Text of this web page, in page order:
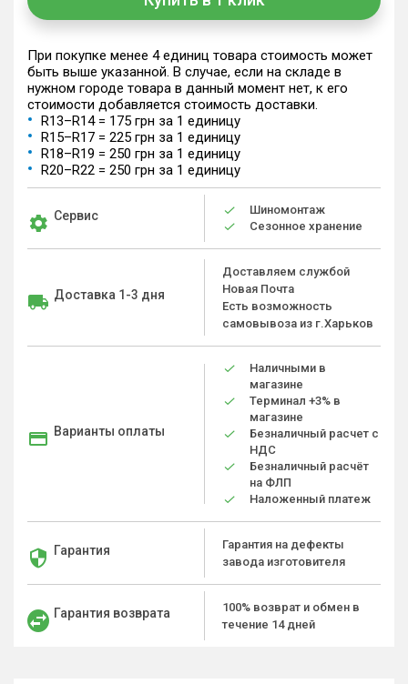
При покупке менее 4 единиц товара стоимость может
быть выше указанной. В случае, если на складе в
нужном городе товара в данный момент нет, к его
стоимости добавляется стоимость доставки.
R13–R14 = 175 грн за 1 единицу
R15–R17 = 225 грн за 1 единицу
R18–R19 = 250 грн за 1 единицу
R20–R22 = 250 грн за 1 единицу
Сервис
Шиномонтаж
Сезонное хранение
Доставка 1-3 дня
Доставляем службой
Новая Почта
Есть возможность
самовывоза из г.Харьков
Варианты оплаты
Наличными в
магазине
Терминал +3% в
магазине
Безналичный расчет с
НДС
Безналичный расчёт
на ФЛП
Наложенный платеж
Гарантия
Гарантия на дефекты
завода изготовителя
Гарантия возврата
100% возврат и обмен в
течение 14 дней